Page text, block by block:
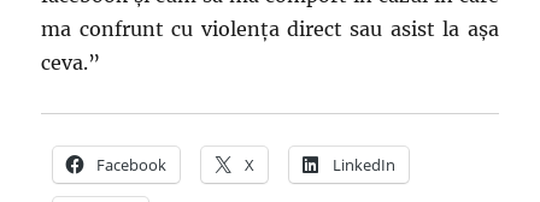
ma confrunt cu violenţa direct sau asist la aşa
ceva.”
Facebook X LinkedIn